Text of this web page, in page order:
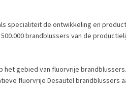
specialiteit de ontwikkeling en
brandblussers van de
het gebied van fluorvrije
fluorvrije Desautel brandblussers